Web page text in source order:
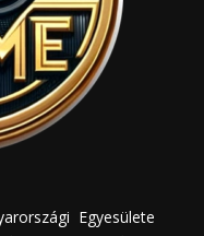
Egyesülete